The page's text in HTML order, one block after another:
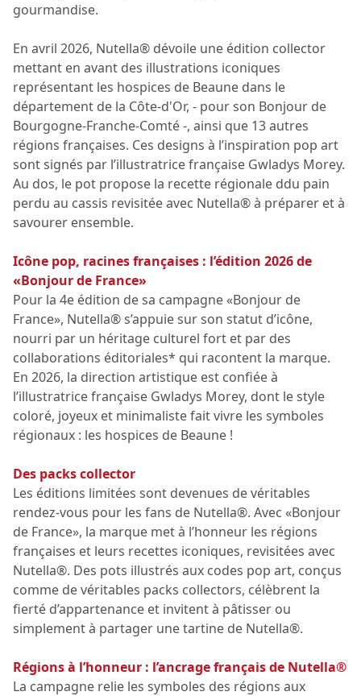
gourmandise.
En avril 2026, Nutella® dévoile une édition collector
mettant en avant des illustrations iconiques
représentant les hospices de Beaune dans le
département de la Côte-d'Or, - pour son Bonjour de
Bourgogne-Franche-Comté -, ainsi que 13 autres
régions françaises. Ces designs à l’inspiration pop art
sont signés par l’illustratrice française Gwladys Morey.
Au dos, le pot propose la recette régionale ddu pain
perdu au cassis revisitée avec Nutella® à préparer et à
savourer ensemble.
Icône pop, racines françaises : l’édition 2026 de
«Bonjour de France»
Pour la 4e édition de sa campagne «Bonjour de
France», Nutella® s’appuie sur son statut d’icône,
nourri par un héritage culturel fort et par des
collaborations éditoriales* qui racontent la marque.
En 2026, la direction artistique est confiée à
l’illustratrice française Gwladys Morey, dont le style
coloré, joyeux et minimaliste fait vivre les symboles
régionaux : les hospices de Beaune !
Des packs collector
Les éditions limitées sont devenues de véritables
rendez-vous pour les fans de Nutella®. Avec «Bonjour
de France», la marque met à l’honneur les régions
françaises et leurs recettes iconiques, revisitées avec
Nutella®. Des pots illustrés aux codes pop art, conçus
comme de véritables packs collectors, célèbrent la
fierté d’appartenance et invitent à pâtisser ou
simplement à partager une tartine de Nutella®.
Régions à l’honneur : l’ancrage français de Nutella®
La campagne relie les symboles des régions aux